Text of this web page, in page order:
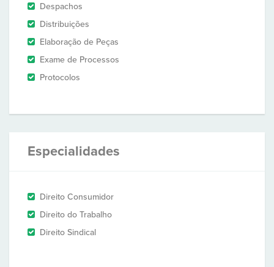
Despachos
Distribuições
Elaboração de Peças
Exame de Processos
Protocolos
Especialidades
Direito Consumidor
Direito do Trabalho
Direito Sindical